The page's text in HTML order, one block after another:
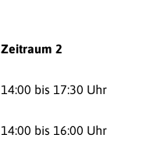
Zeitraum 2
14:00 bis 17:30 Uhr
14:00 bis 16:00 Uhr